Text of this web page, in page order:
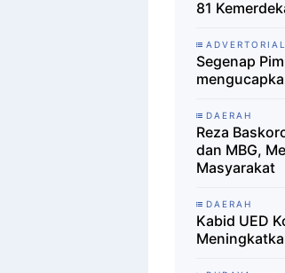
81
ADVERTORIAL
Segenap
DAERAH
Reza
dan MBG,
Masyarakat
DAERAH
Kabid UED